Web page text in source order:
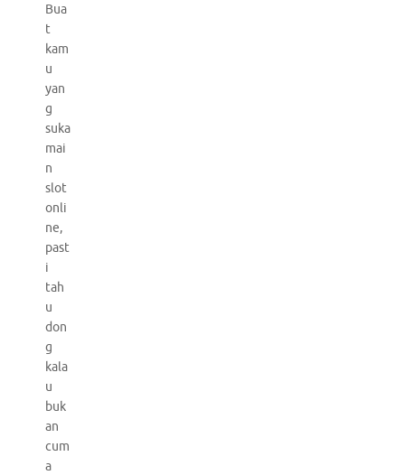
Bua
t
kam
u
yan
g
suka
mai
n
slot
onli
ne,
past
i
tah
u
don
g
kala
u
buk
an
cum
a